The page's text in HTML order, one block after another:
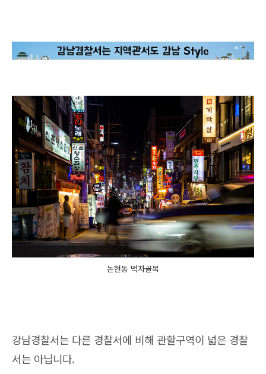
논현동 먹자골목
강남경찰서는 다른 경찰서에 비해 관할구역이 넓은 경찰
서는 아닙니다.